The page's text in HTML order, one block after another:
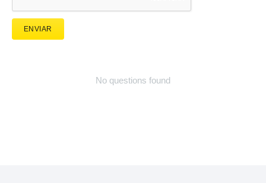
ENVIAR
No questions found